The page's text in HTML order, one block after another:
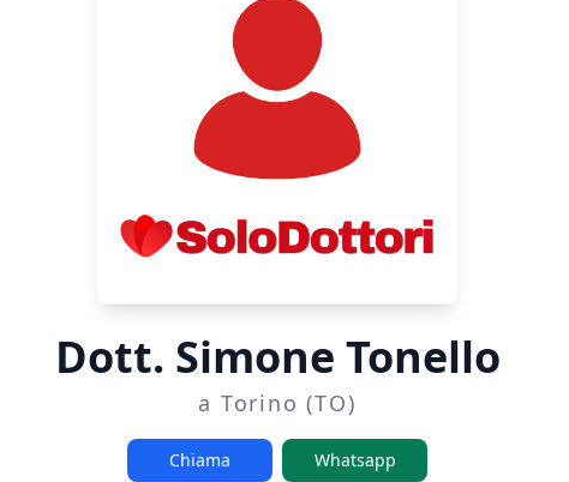
Dott. Simone Tonello
a Torino (TO)
Chiama Whatsapp